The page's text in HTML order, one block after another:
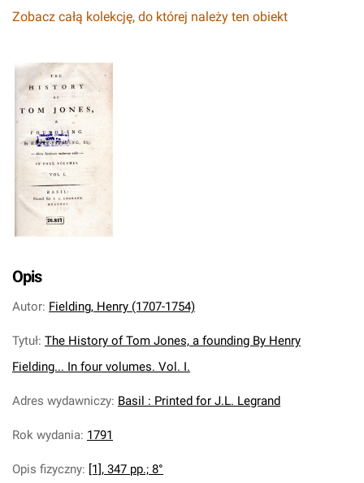
Zobacz całą kolekcję, do której należy ten obiekt
Opis
Autor: Fielding, Henry (1707-1754)
Tytuł: The History of Tom Jones, a founding By Henry
Fielding... In four volumes. Vol. I.
Adres wydawniczy: Basil : Printed for J.L. Legrand
Rok wydania: 1791
Opis fizyczny: [1], 347 pp.; 8°